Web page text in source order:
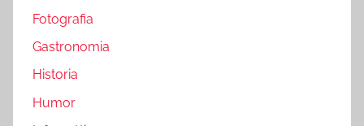
Fotografia
Gastronomia
Historia
Humor